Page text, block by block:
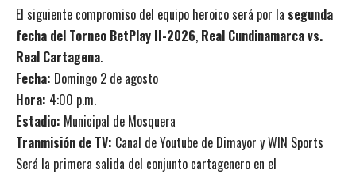
El siguiente compromiso del equipo heroico será por la segunda
fecha del Torneo BetPlay II-2026, Real Cundinamarca vs.
Real Cartagena.
Fecha: Domingo 2 de agosto
Hora: 4:00 p.m.
Estadio: Municipal de Mosquera
Tranmisión de TV: Canal de Youtube de Dimayor y WIN Sports
Será la primera salida del conjunto cartagenero en el